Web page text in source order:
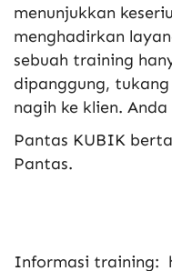
menunjukkan
menghadirkan
sebuah training
dipanggung,
nagih ke klien. Anda
Pantas KUBIK
Pantas.
Informasi training: